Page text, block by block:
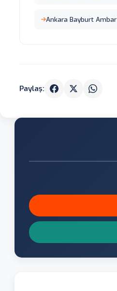
Ankara Bayburt Ambar
Paylaş: